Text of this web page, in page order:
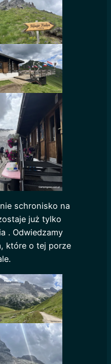
schronisko na
już tylko
. Odwiedzamy
które o tej porze